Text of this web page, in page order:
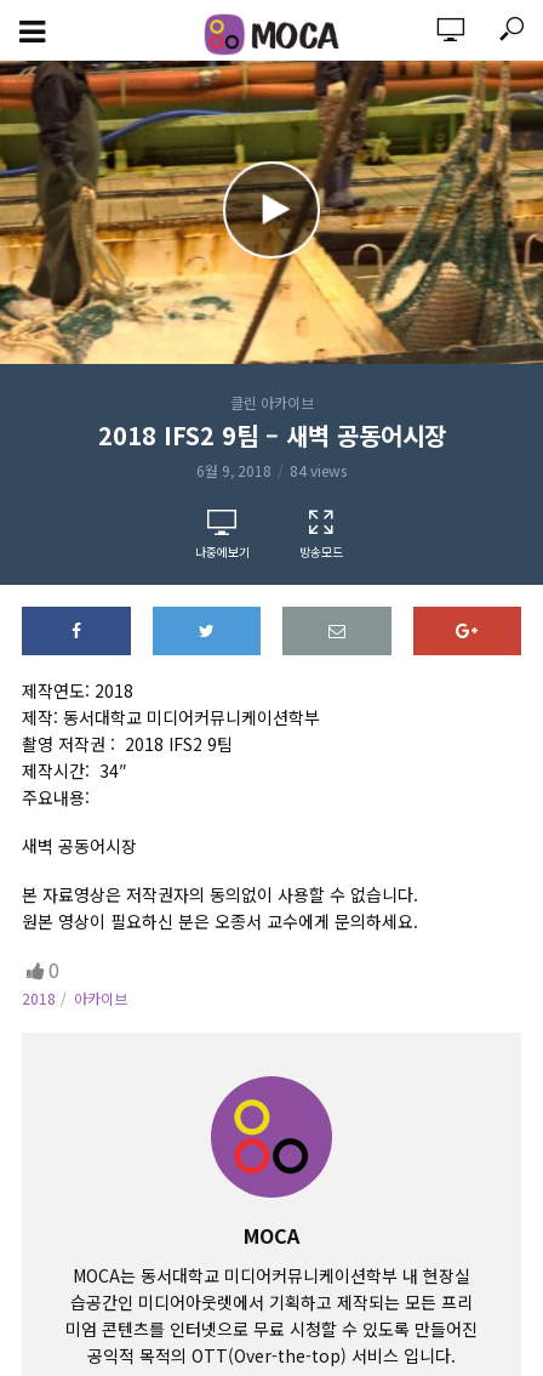
클린 아카이브
2018 IFS2 9팀 – 새벽 공동어시장
6월 9, 2018 84 views
나중에보기 방송모드
제작연도: 2018
제작: 동서대학교 미디어커뮤니케이션학부
촬영 저작권 : 2018 IFS2 9팀
제작시간: 34″
주요내용:
새벽 공동어시장
본 자료영상은 저작권자의 동의없이 사용할 수 없습니다.
원본 영상이 필요하신 분은 오종서 교수에게 문의하세요.
0
2018 아카이브
MOCA
MOCA는 동서대학교 미디어커뮤니케이션학부 내 현장실
습공간인 미디어아웃렛에서 기획하고 제작되는 모든 프리
미엄 콘텐츠를 인터넷으로 무료 시청할 수 있도록 만들어진
공익적 목적의 OTT(Over-the-top) 서비스 입니다.